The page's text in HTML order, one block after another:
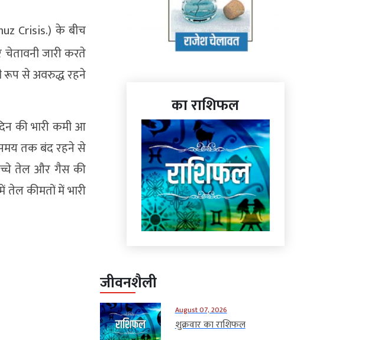
Crisis.) के बीच
चेतावनी जारी करते
रूप से अवरुद्ध रहने
की भारी कमी आ
तक बंद रहने से
कच्चे तेल और गैस की
तेल कीमतों में भारी
का राशिफल
जीवनशैली
August 07, 2026
शुक्रवार का राशिफल